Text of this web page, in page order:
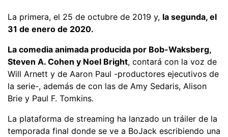
La primera, el 25 de octubre de 2019 y, la segunda, el
31 de enero de 2020.
La comedia animada producida por Bob-Waksberg,
Steven A. Cohen y Noel Bright, contará con la voz de
Will Arnett y de Aaron Paul -productores ejecutivos de
la serie-, además de con las de Amy Sedaris, Alison
Brie y Paul F. Tomkins.
La plataforma de streaming ha lanzado un tráiler de la
temporada final donde se ve a BoJack escribiendo una